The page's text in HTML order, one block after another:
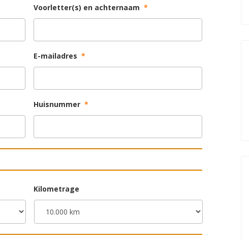
Voorletter(s) en achternaam *
E-mailadres *
Huisnummer *
Kilometrage